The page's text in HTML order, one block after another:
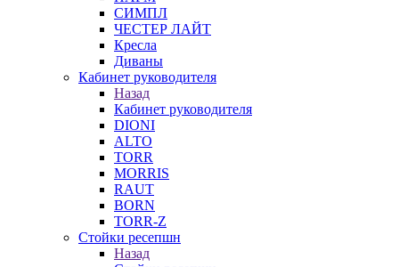
СИМПЛ
ЧЕСТЕР ЛАЙТ
Кресла
Диваны
Кабинет руководителя
Назад
Кабинет руководителя
DIONI
ALTO
TORR
MORRIS
RAUT
BORN
TORR-Z
Стойки ресепшн
Назад